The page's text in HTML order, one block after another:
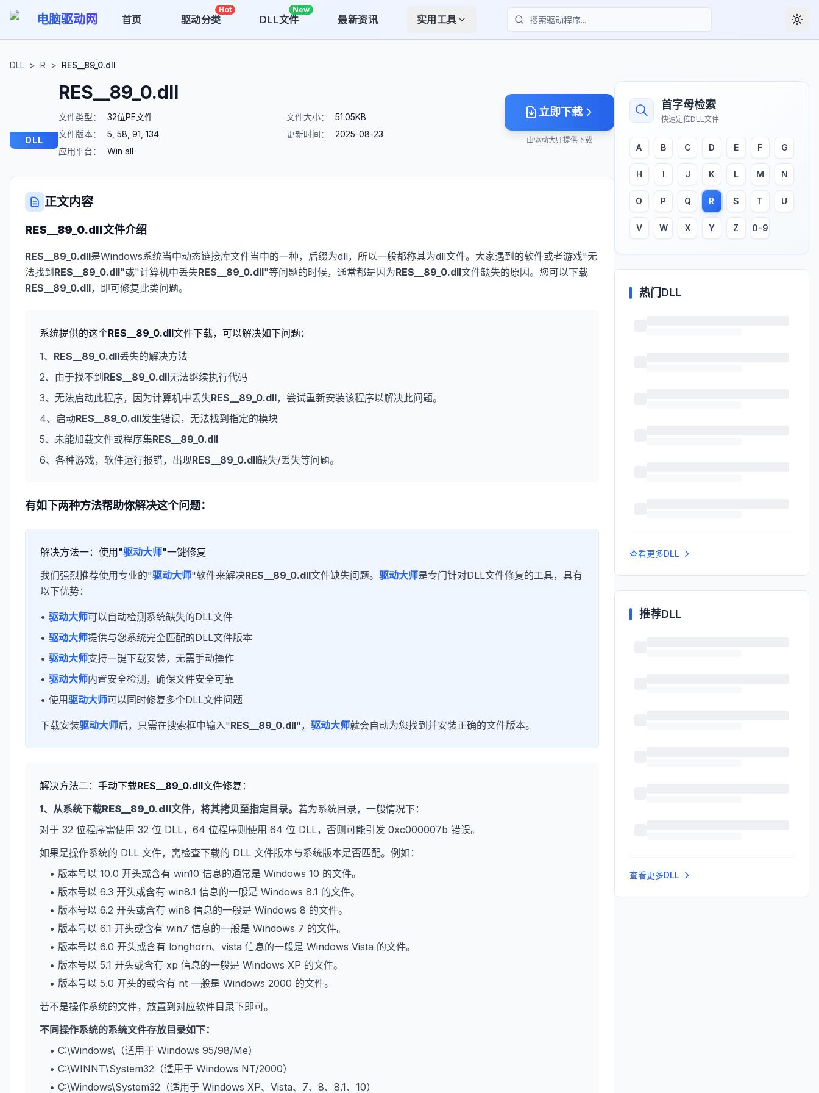
电脑驱动网 首页 驱动分类
Hot
DLL文件
New
最新资讯
实用工具
搜索
DLL > R > RES__89_0.dll
DLL
RES__89_0.dll
文件类型：
32位PE文件
文件版本：
5, 58, 91, 134
应用平台：
Win all
文件大小：
51.05KB
更新时间：
2025-08-23
立即下载
由驱动大师提供下载
正文内容
RES__89_0.dll文件介绍
RES__89_0.dll是Windows系统当中动态链接库文件当中的一种，后缀为dll，所以一般都称其为dll文件。大家遇到的软件或者游戏"无
法找到 RES__89_0.dll"或"计算机中丢失RES__89_0.dll"等问题的时候，通常都是因为RES__89_0.dll文件缺失的原因。您可以下载
RES__89_0.dll，即可修复此类问题。
系统提供的这个RES__89_0.dll文件下载，可以解决如下问题：
1、 RES__89_0.dll丢失的解决方法
2、由于找不到 RES__89_0.dll无法继续执行代码
3、无法启动此程序，因为计算机中丢失RES__89_0.dll，尝试重新安装该程序以解决此问题。
4、启动RES__89_0.dll发生错误，无法找到指定的模块
5、未能加载文件或程序集RES__89_0.dll
6、各种游戏，软件运行报错，出现RES__89_0.dll缺失/丢失等问题。
有如下两种方法帮助你解决这个问题：
解决方法一：使用"驱动大师"一键修复
我们强烈推荐使用专业的"驱动大师"软件来解决RES__89_0.dll文件缺失问题。 驱动大师是专门针对DLL文件修复的工具，具有
以下优势：
• 驱动大师可以自动检测系统缺失的DLL文件
• 驱动大师提供与您系统完全匹配的DLL文件版本
• 驱动大师支持一键下载安装，无需手动操作
• 驱动大师内置安全检测，确保文件安全可靠
• 使用驱动大师可以同时修复多个DLL文件问题
下载安装驱动大师后，只需在搜索框中输入"RES__89_0.dll"， 驱动大师就会自动为您找到并安装正确的文件版本。
解决方法二：手动下载RES__89_0.dll文件修复：
1、从系统下载RES__89_0.dll文件，将其拷贝至指定目录。 若为系统目录，一般情况下：
对于 32 位程序需使用 32 位 DLL，64 位程序则使用 64 位 DLL，否则可能引发 0xc000007b 错误。
如果是操作系统的 DLL 文件，需检查下载的 DLL 文件版本与系统版本是否匹配。例如：
• 版本号以 10.0 开头或含有 win10 信息的通常是 Windows 10 的文件。
• 版本号以 6.3 开头或含有 win8.1 信息的一般是 Windows 8.1 的文件。
• 版本号以 6.2 开头或含有 win8 信息的一般是 Windows 8 的文件。
• 版本号以 6.1 开头或含有 win7 信息的一般是 Windows 7 的文件。
• 版本号以 6.0 开头或含有 longhorn、vista 信息的一般是 Windows Vista 的文件。
• 版本号以 5.1 开头或含有 xp 信息的一般是 Windows XP 的文件。
• 版本号以 5.0 开头的或含有 nt 一般是 Windows 2000 的文件。
若不是操作系统的文件，放置到对应软件目录下即可。
不同操作系统的系统文件存放目录如下：
• C:\Windows\（适用于 Windows 95/98/Me）
• C:\WINNT\System32（适用于 Windows NT/2000）
• C:\Windows\System32（适用于 Windows XP、Vista、7、8、8.1、10）
首字母检索
快速定位DLL文件
A B C D E F G
H I J K L M N
O P Q R S T U
V W X Y Z 0-9
热门DLL
查看更多DLL
推荐DLL
查看更多DLL